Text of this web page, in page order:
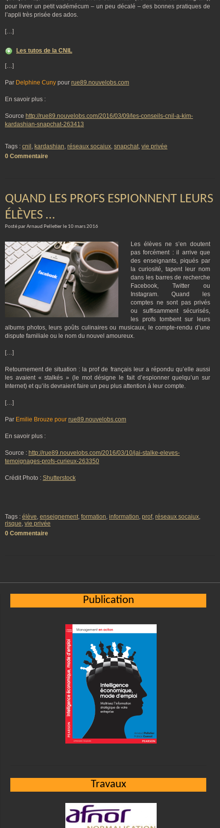
pour livrer un petit vadémécum – un peu décalé – des bonnes pratiques de
l’appli très prisée des ados.
[…]
Les tutos de la CNIL
[…]
Par Delphine Cuny pour rue89.nouvelobs.com
En savoir plus :
Source http://rue89.nouvelobs.com/2016/03/09/les-conseils-cnil-a-kim-
kardashian-snapchat-263413
Tags : cnil , kardashian, réseaux socaiux, snapchat, vie privée
0 Commentaire
QUAND LES PROFS ESPIONNENT LEURS
ÉLÈVES …
Posté par Arnaud Pelletier le 10 mars 2016
Les élèves ne s’en doutent
pas forcément : il arrive que
des enseignants, piqués par
la curiosité, tapent leur nom
dans les barres de recherche
Facebook, Twitter ou
Instagram. Quand les
comptes ne sont pas privés
ou suffisamment sécurisés,
les profs tombent sur leurs
albums photos, leurs goûts culinaires ou musicaux, le compte-rendu d’une
dispute familiale ou le nom du nouvel amoureux.
[…]
Retournement de situation : la prof de français leur a répondu qu’elle aussi
les avaient « stalkés » (le mot désigne le fait d’espionner quelqu’un sur
Internet) et qu’ils devraient faire un peu plus attention à leur compte.
[…]
Par Emilie Brouze pour rue89.nouvelobs.com
En savoir plus :
Source : http://rue89.nouvelobs.com/2016/03/10/jai-stalke-eleves-
temoignages-profs-curieux-263350
Crédit Photo : Shutterstock
Tags : élève, enseignement, formation, information, prof, réseaux socaiux,
risque, vie privée
0 Commentaire
Publication
Travaux